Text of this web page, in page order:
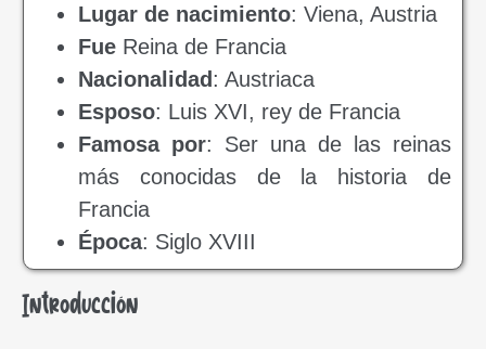
Lugar de nacimiento: Viena, Austria
Fue Reina de Francia
Nacionalidad : Austriaca
Esposo: Luis XVI, rey de Francia
Famosa por: Ser una de las reinas
más conocidas de la historia de
Francia
Época: Siglo XVIII
Introducción